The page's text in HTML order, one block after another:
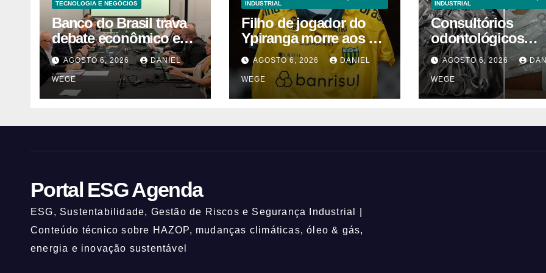
TECNOLOGIA E NEGÓCIOS
Banco do Brasil trava
debate econômico e
condiciona avanços à
decisão da Fenaban |
Contec Brasil
AGOSTO 6, 2026 DANIEL
WEGE
INDUSTRIAL
Filho de jogador do
Ypiranga morre aos 2
anos após acidente
AGOSTO 6, 2026 DANIEL
WEGE
INDUSTRIAL
Consultórios
odontológicos
interditados em
Campinas
2025
AGOSTO 6, 2026
WEGE
Portal ESG Agenda
ESG, Sustentabilidade, Gestão de Riscos e Segurança Industrial |
Conteúdo técnico sobre HAZOP, mudanças climáticas, óleo & gás,
energia e inovação sustentável